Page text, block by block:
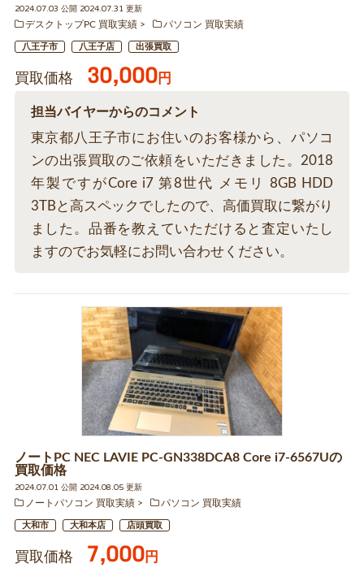
2024.07.03 公開 2024.07.31 更新
デスクトップPC 買取実績
パソコン 買取実績
八王子市 八王子店 出張買取
買取価格 30,000円
担当バイヤーからのコメント
東京都八王子市にお住いのお客様から、パソコ
ンの出張買取のご依頼をいただきました。2018
年製ですがCore i7 第8世代 メモリ 8GB HDD
3TBと高スペックでしたので、高価買取に繋がり
ました。品番を教えていただけると査定いたし
ますのでお気軽にお問い合わせください。
ノートPC NEC LAVIE PC-GN338DCA8 Core i7-6567Uの
買取価格
2024.07.01 公開 2024.08.05 更新
ノートパソコン 買取実績
パソコン 買取実績
大和市 大和本店 店頭買取
買取価格 7,000円